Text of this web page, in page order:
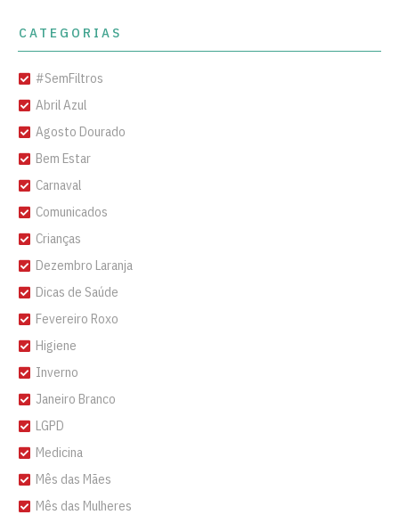
CATEGORIAS
#SemFiltros
Abril Azul
Agosto Dourado
Bem Estar
Carnaval
Comunicados
Crianças
Dezembro Laranja
Dicas de Saúde
Fevereiro Roxo
Higiene
Inverno
Janeiro Branco
LGPD
Medicina
Mês das Mães
Mês das Mulheres